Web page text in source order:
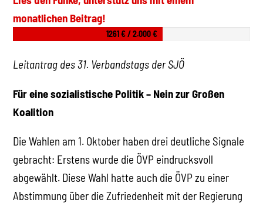
monatlichen Beitrag!
1261 € / 2.000 €
Leitantrag des 31. Verbandstags der SJÖ
Für eine sozialistische Politik – Nein zur Großen
Koalition
Die Wahlen am 1. Oktober haben drei deutliche Signale
gebracht: Erstens wurde die ÖVP eindrucksvoll
abgewählt. Diese Wahl hatte auch die ÖVP zu einer
Abstimmung über die Zufriedenheit mit der Regierung